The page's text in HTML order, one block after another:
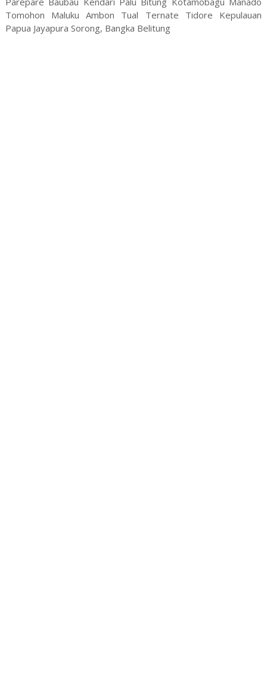
Tomohon Maluku Ambon Tual Ternate Tidore Kepulauan
Papua Jayapura Sorong, Bangka Belitung